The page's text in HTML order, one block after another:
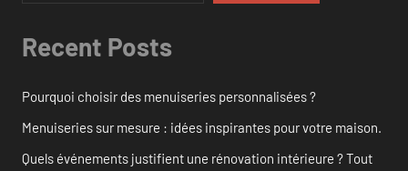
Recent Posts
Pourquoi choisir des menuiseries personnalisées ?
Menuiseries sur mesure : idées inspirantes pour votre maison.
Quels événements justifient une rénovation intérieure ? Tout